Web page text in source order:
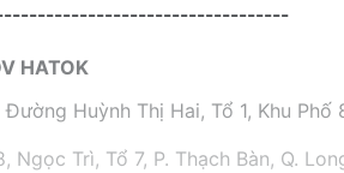
HATOK
Huỳnh Thị Hai, Tổ 1, Khu Phố
Ngọc Trì, Tổ 7, P. Thạch Bàn, Q.